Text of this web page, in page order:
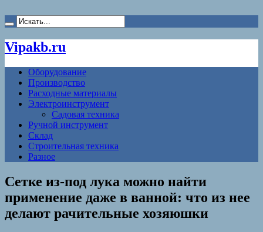
Vipakb.ru
Оборудование
Производство
Расходные материалы
Электроинструмент
Садовая техника
Ручной инструмент
Склад
Строительная техника
Разное
Сетке из-под лука можно найти
применение даже в ванной: что из нее
делают рачительные хозяюшки